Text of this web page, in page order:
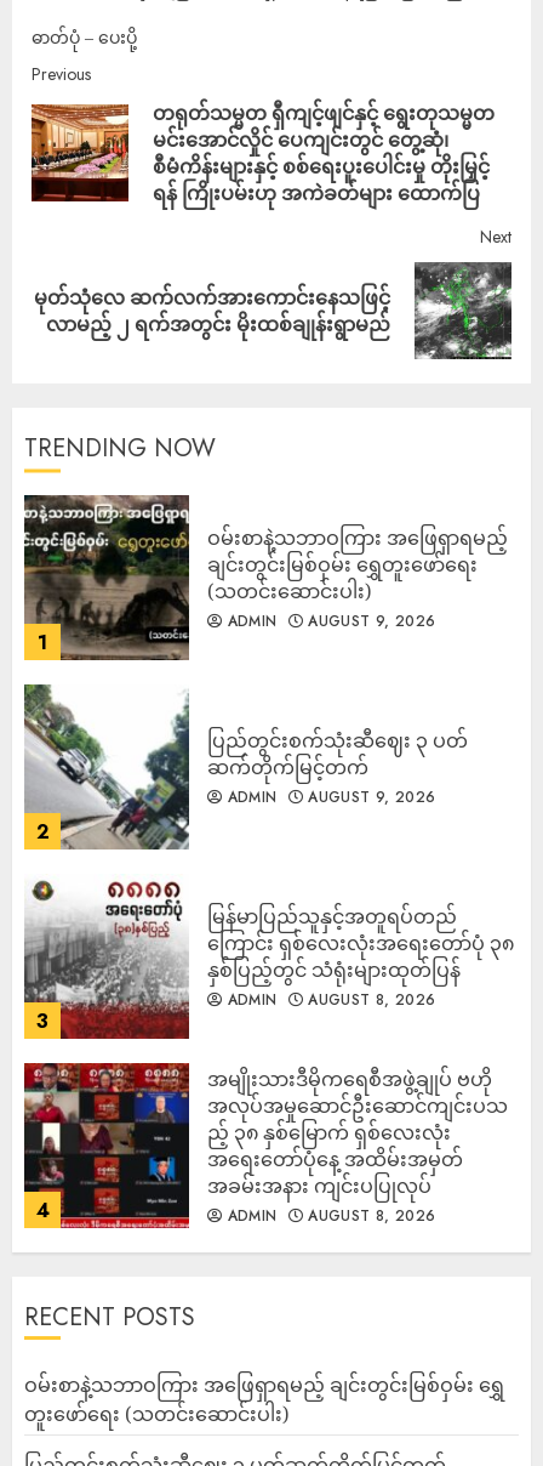
ဓာတ်ပုံ – ပေးပို့
Previous
တရုတ်သမ္မတ ရှီကျင့်ဖျင်နှင့် ရွေးတုသမ္မတ
မင်းအောင်လှိုင် ပေကျင်းတွင် တွေ့ဆုံ၊
စီမံကိန်းများနှင့် စစ်ရေးပူးပေါင်းမှု တိုးမြှင့်
ရန် ကြိုးပမ်းဟု အကဲခတ်များ ထောက်ပြ
Next
မုတ်သုံလေ ဆက်လက်အားကောင်းနေသဖြင့်
လာမည့် ၂ ရက်အတွင်း မိုးထစ်ချုန်းရွာမည်
TRENDING NOW
1
ဝမ်းစာနဲ့သဘာဝကြား အဖြေရှာရမည့်
ချင်းတွင်းမြစ်ဝှမ်း ရွှေတူးဖော်ရေး
(သတင်းဆောင်းပါး)
ADMIN AUGUST 9, 2026
2
ပြည်တွင်းစက်သုံးဆီဈေး ၃ ပတ်
ဆက်တိုက်မြင့်တက်
ADMIN AUGUST 9, 2026
3
မြန်မာပြည်သူနှင့်အတူရပ်တည်
ကြောင်း ရှစ်လေးလုံးအရေးတော်ပုံ ၃၈
နှစ်ပြည့်တွင် သံရုံးများထုတ်ပြန်
ADMIN AUGUST 8, 2026
4
အမျိုးသားဒီမိုကရေစီအဖွဲ့ချုပ် ဗဟို
အလုပ်အမှုဆောင်ဦးဆောင်ကျင်းပသ
ည့် ၃၈ နှစ်မြောက် ရှစ်လေးလုံး
အရေးတော်ပုံနေ့ အထိမ်းအမှတ်
အခမ်းအနား ကျင်းပပြုလုပ်
ADMIN AUGUST 8, 2026
RECENT POSTS
ဝမ်းစာနဲ့သဘာဝကြား အဖြေရှာရမည့် ချင်းတွင်းမြစ်ဝှမ်း ရွှေ
တူးဖော်ရေး (သတင်းဆောင်းပါး)